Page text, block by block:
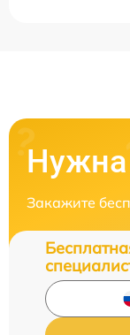
Нужна
Закажите